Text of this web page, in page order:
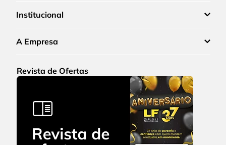
Institucional
A Empresa
Revista de Ofertas